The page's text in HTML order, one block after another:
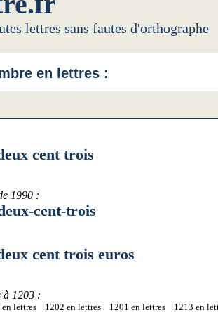
lettres sans fautes d'orthographe
en lettres :
cent trois
1990 :
cent-trois
cent trois euros
à 1203 :
en lettres 1202 en lettres 1201 en lettres 1213 en